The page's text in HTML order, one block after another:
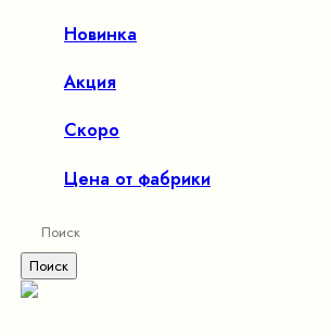
Новинка
Акция
Скоро
Цена от фабрики